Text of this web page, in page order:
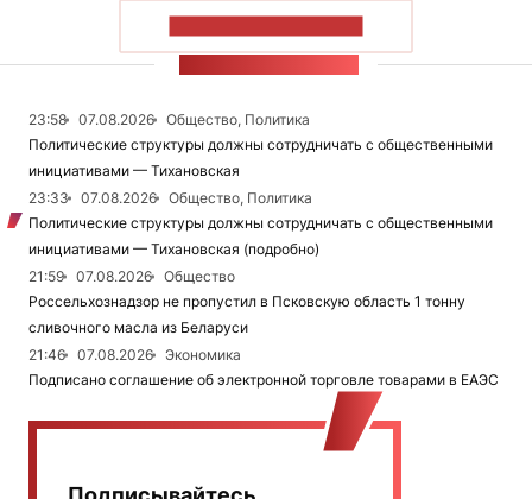
23:58 07.08.2026
Общество, Политика
Политические структуры должны сотрудничать с общественными
инициативами — Тихановская
23:33
07.08.2026
Общество, Политика
Политические структуры должны сотрудничать с общественными
инициативами — Тихановская (подробно)
21:59
07.08.2026
Общество
Россельхознадзор не пропустил в Псковскую область 1 тонну
сливочного масла из Беларуси
21:46
07.08.2026
Экономика
Подписано соглашение об электронной торговле товарами в ЕАЭС